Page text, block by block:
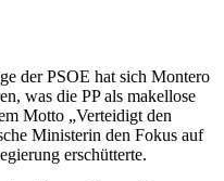
der PSOE hat sich Montero
was die PP als makellose
Motto „Verteidigt den
Ministerin den Fokus auf
erschütterte.